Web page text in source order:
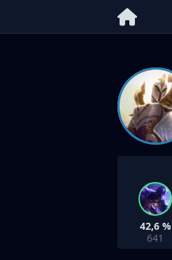
42,6 %
641